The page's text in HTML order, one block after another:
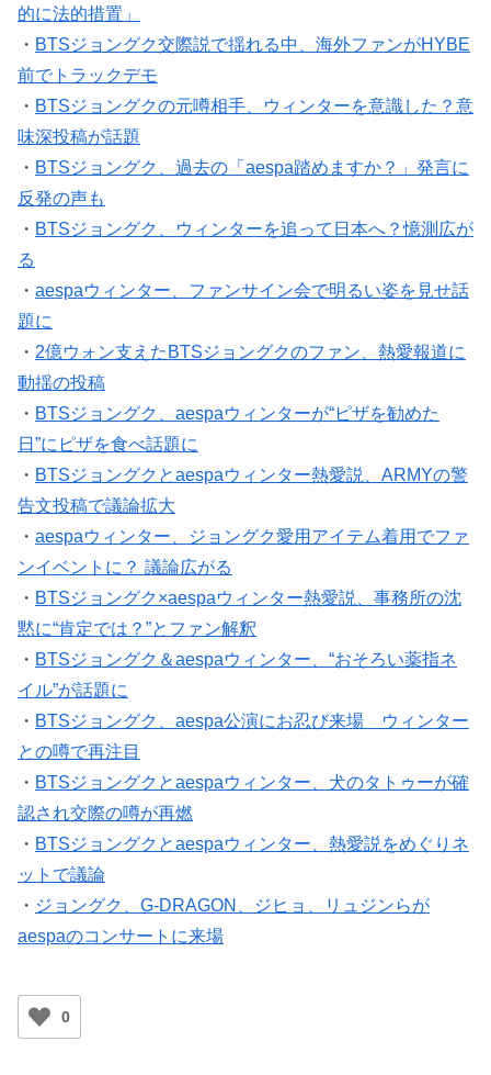
的に法的措置」
・ BTSジョングク交際説で揺れる中、海外ファンがHYBE
前でトラックデモ
・ BTSジョングクの元噂相手、ウィンターを意識した？意
味深投稿が話題
・ BTSジョングク、過去の「aespa踏めますか？」発言に
反発の声も
・ BTSジョングク、ウィンターを追って日本へ？憶測広が
る
・ aespaウィンター、ファンサイン会で明るい姿を見せ話
題に
・ 2億ウォン支えたBTSジョングクのファン、熱愛報道に
動揺の投稿
・ BTSジョングク、aespaウィンターが“ピザを勧めた
日”にピザを食べ話題に
・ BTSジョングクとaespaウィンター熱愛説、ARMYの警
告文投稿で議論拡大
・ aespaウィンター、ジョングク愛用アイテム着用でファ
ンイベントに？ 議論広がる
・ BTSジョングク×aespaウィンター熱愛説、事務所の沈
黙に“肯定では？”とファン解釈
・ BTSジョングク＆aespaウィンター、“おそろい薬指ネ
イル”が話題に
・ BTSジョングク、aespa公演にお忍び来場 ウィンター
との噂で再注目
・ BTSジョングクとaespaウィンター、犬のタトゥーが確
認され交際の噂が再燃
・ BTSジョングクとaespaウィンター、熱愛説をめぐりネ
ットで議論
・ ジョングク、G-DRAGON、ジヒョ、リュジンらが
aespaのコンサートに来場
0